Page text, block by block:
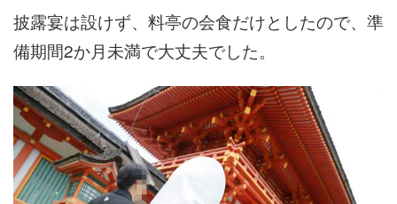
披露宴は設けず、料亭の会食だけとしたので、準
備期間2か月未満で大丈夫でした。